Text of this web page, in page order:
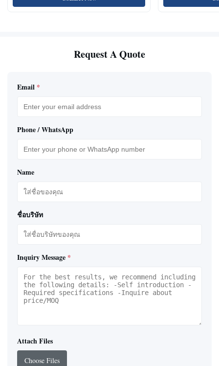
Request A Quote
Email *
Phone / WhatsApp
Name
ชื่อบริษัท
Inquiry Message *
Attach Files
Choose Files